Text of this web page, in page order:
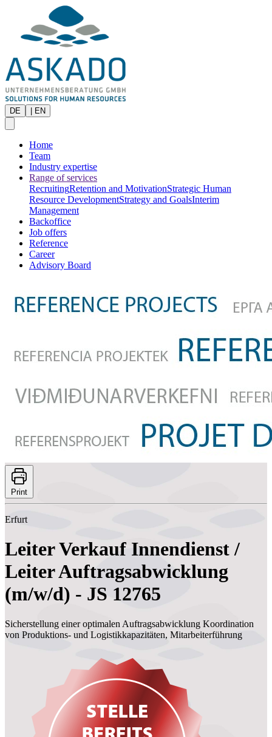
DE EN
Home
Team
Industry expertise
Range of services
RecruitingRetention and MotivationStrategic Human
Resource DevelopmentStrategy and GoalsInterim
Management
Backoffice
Job offers
Reference
Career
Advisory Board
Print
Erfurt
Leiter Verkauf Innendienst /
Leiter Auftragsabwicklung
(m/w/d) - JS 12765
Sicherstellung einer optimalen Auftragsabwicklung Koordination
von Produktions- und Logistikkapazitäten, Mitarbeiterführung